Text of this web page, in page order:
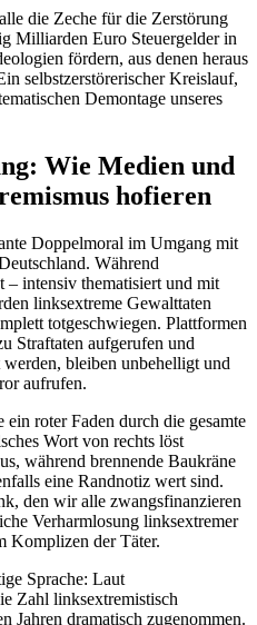
die Zeche für die Zerstörung
Milliarden Euro Steuergelder in
fördern, aus denen heraus
selbstzerstörerischer Kreislauf,
Demontage unseres
Wie Medien und
hofieren
Doppelmoral im Umgang mit
Während
– intensiv thematisiert und mit
linksextreme Gewalttaten
totgeschwiegen. Plattformen
Straftaten aufgerufen und
bleiben unbehelligt und
aufrufen.
roter Faden durch die gesamte
Wort von rechts löst
während brennende Baukräne
eine Randnotiz wert sind.
den wir alle zwangsfinanzieren
Verharmlosung linksextremer
Komplizen der Täter.
Sprache: Laut
Zahl linksextremistisch
Jahren dramatisch zugenommen.